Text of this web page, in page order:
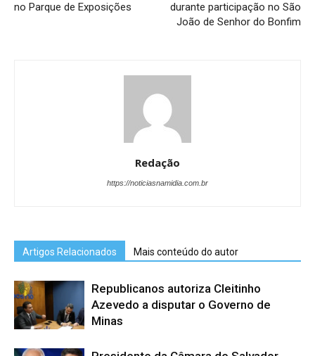
no Parque de Exposições
durante participação no São
João de Senhor do Bonfim
Redação
https://noticiasnamidia.com.br
Artigos Relacionados Mais conteúdo do autor
Republicanos autoriza Cleitinho
Azevedo a disputar o Governo de
Minas